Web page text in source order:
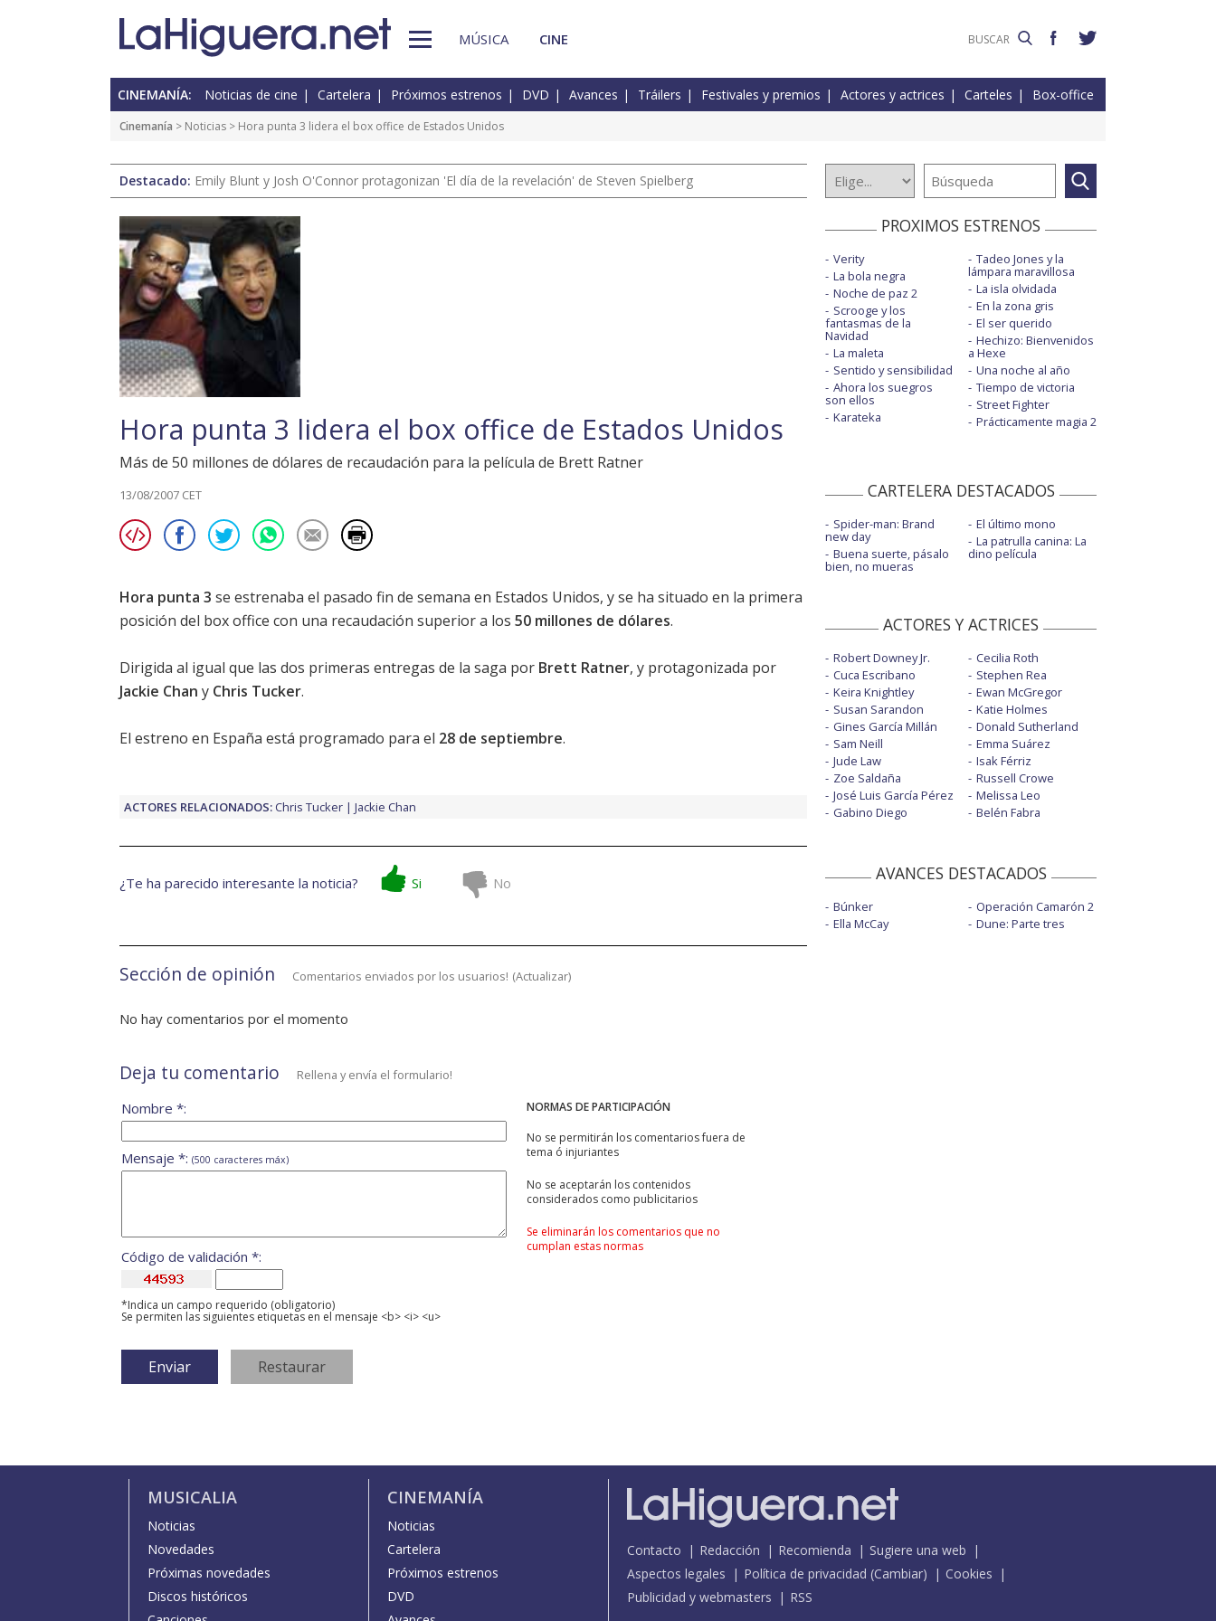
MÚSICA CINE
CINEMANÍA: Noticias de cine Cartelera Próximos estrenos DVD Avances Tráilers Festivales y premios Actores y actrices Carteles Box-office
Cinemanía > Noticias > Hora punta 3 lidera el box office de Estados Unidos
Destacado: Emily Blunt y Josh O'Connor protagonizan 'El día de la revelación' de Steven Spielberg
Hora punta 3 lidera el box office de Estados Unidos
Más de 50 millones de dólares de recaudación para la película de Brett Ratner
13/08/2007 CET
Hora punta 3 se estrenaba el pasado fin de semana en Estados Unidos, y se ha situado en la primera
posición del box office con una recaudación superior a los 50 millones de dólares.
Dirigida al igual que las dos primeras entregas de la saga por Brett Ratner, y protagonizada por
Jackie Chan y Chris Tucker.
El estreno en España está programado para el 28 de septiembre.
ACTORES RELACIONADOS:Chris Tucker Jackie Chan
¿Te ha parecido interesante la noticia? Si No
Sección de opinión Comentarios enviados por los usuarios! (Actualizar)
No hay comentarios por el momento
Deja tu comentario Rellena y envía el formulario!
NORMAS DE PARTICIPACIÓN
No se permitirán los comentarios fuera de
tema ó injuriantes
No se aceptarán los contenidos
considerados como publicitarios
Se eliminarán los comentarios que no
cumplan estas normas
Nombre *:
Mensaje *: (500 caracteres máx)
Código de validación *:
*Indica un campo requerido (obligatorio)
Se permiten las siguientes etiquetas en el mensaje <b> <i> <u>
PROXIMOS ESTRENOS
Verity
La bola negra
Noche de paz 2
Scrooge y los
fantasmas de la
Navidad
La maleta
Sentido y sensibilidad
Ahora los suegros
son ellos
Karateka
Tadeo Jones y la
lámpara maravillosa
La isla olvidada
En la zona gris
El ser querido
Hechizo: Bienvenidos
a Hexe
Una noche al año
Tiempo de victoria
Street Fighter
Prácticamente magia 2
CARTELERA DESTACADOS
Spider-man: Brand
new day
Buena suerte, pásalo
bien, no mueras
El último mono
La patrulla canina: La
dino película
ACTORES Y ACTRICES
Robert Downey Jr.
Cuca Escribano
Keira Knightley
Susan Sarandon
Gines García Millán
Sam Neill
Jude Law
Zoe Saldaña
José Luis García Pérez
Gabino Diego
Cecilia Roth
Stephen Rea
Ewan McGregor
Katie Holmes
Donald Sutherland
Emma Suárez
Isak Férriz
Russell Crowe
Melissa Leo
Belén Fabra
AVANCES DESTACADOS
Búnker
Ella McCay
Operación Camarón 2
Dune: Parte tres
MUSICALIA
Noticias
Novedades
Próximas novedades
Discos históricos
CINEMANÍA
Noticias
Cartelera
Próximos estrenos
DVD
Contacto Redacción Recomienda
Sugiere una web
Aspectos legales
Política de privacidad (Cambiar)
Cookies
Publicidad y webmasters
RSS